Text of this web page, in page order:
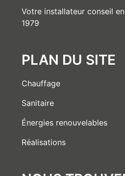
Votre installateur conseil
1979
PLAN DU SITE
Chauffage
Sanitaire
Énergies renouvelables
Réalisations